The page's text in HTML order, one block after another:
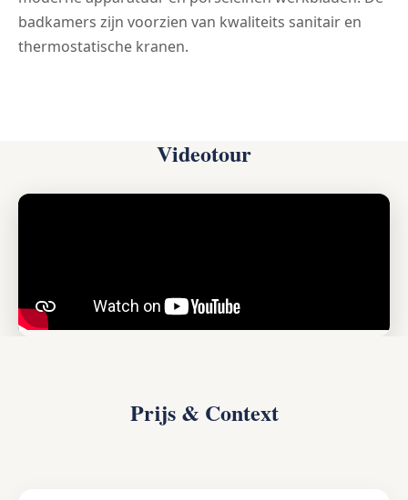
badkamers zijn voorzien van kwaliteits sanitair en
thermostatische kranen.
Videotour
Prijs & Context